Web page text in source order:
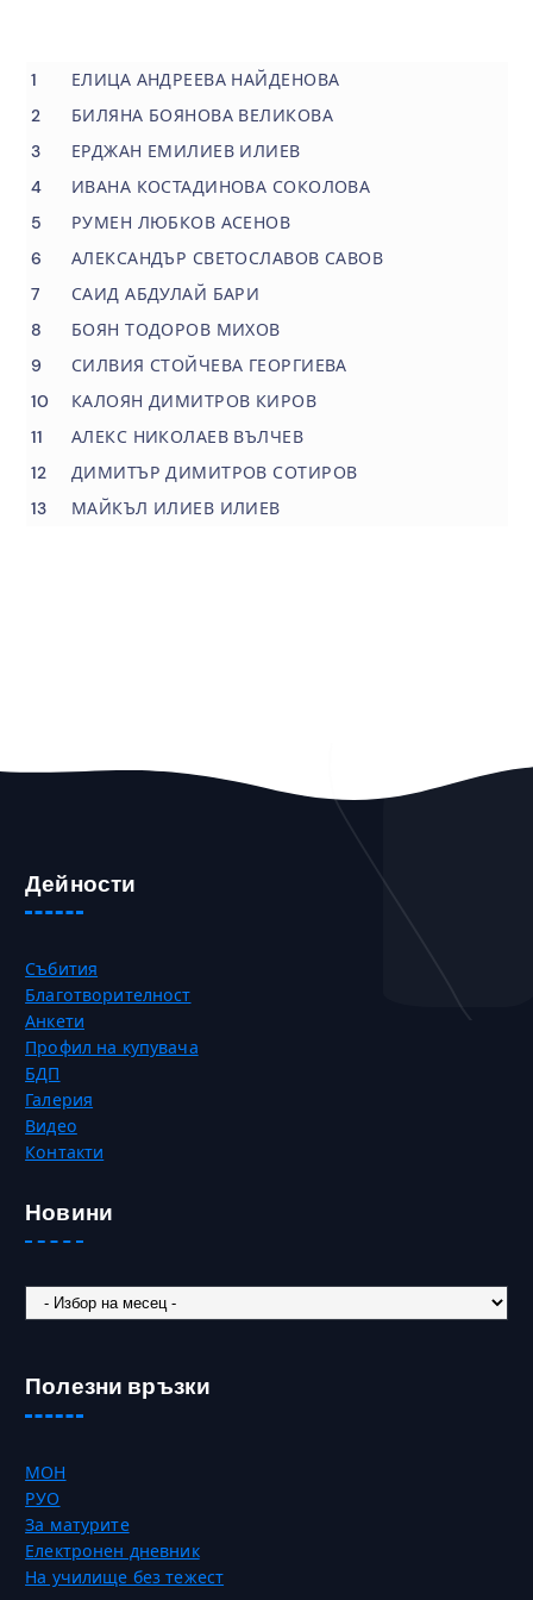
1
ЕЛИЦА АНДРЕЕВА НАЙДЕНОВА
2
БИЛЯНА БОЯНОВА ВЕЛИКОВА
3
ЕРДЖАН ЕМИЛИЕВ ИЛИЕВ
4
ИВАНА КОСТАДИНОВА СОКОЛОВА
5
РУМЕН ЛЮБКОВ АСЕНОВ
6
АЛЕКСАНДЪР СВЕТОСЛАВОВ САВОВ
7
САИД АБДУЛАЙ БАРИ
8
БОЯН ТОДОРОВ МИХОВ
9
СИЛВИЯ СТОЙЧЕВА ГЕОРГИЕВА
10
КАЛОЯН ДИМИТРОВ КИРОВ
11
АЛЕКС НИКОЛАЕВ ВЪЛЧЕВ
12
ДИМИТЪР ДИМИТРОВ СОТИРОВ
13
МАЙКЪЛ ИЛИЕВ ИЛИЕВ
Дейности
Събития
Благотворителност
Анкети
Профил на купувача
БДП
Галерия
Видео
Контакти
Новини
Новини
Полезни връзки
МОН
РУО
За матурите
Електронен дневник
На училище без тежест